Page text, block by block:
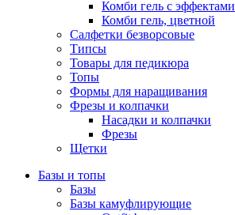
Комби гель с эффектами
Комби гель, цветной
Салфетки безворсовые
Типсы
Товары для педикюра
Топы
Формы для наращивания
Фрезы и колпачки
Насадки и колпачки
Фрезы
Щетки
Базы и топы
Базы
Базы камуфлирующие